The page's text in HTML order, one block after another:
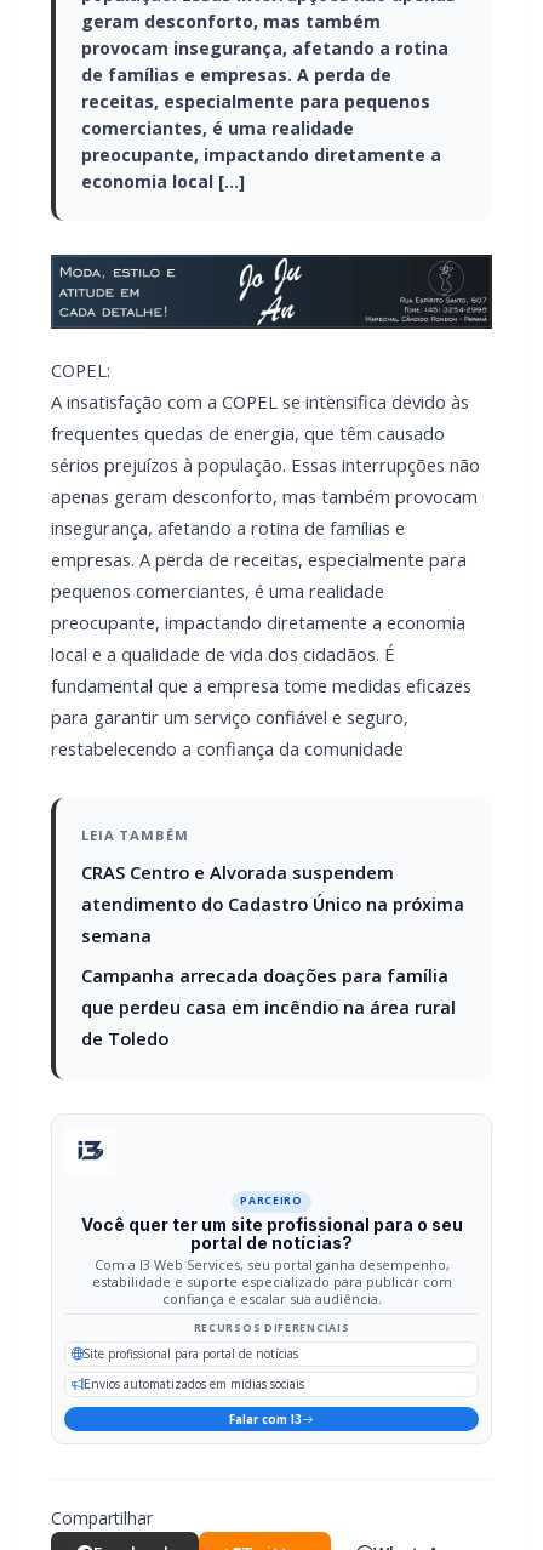
geram desconforto, mas também
provocam insegurança, afetando a rotina
de famílias e empresas. A perda de
receitas, especialmente para pequenos
comerciantes, é uma realidade
preocupante, impactando diretamente a
economia local […]
COPEL:
A insatisfação com a COPEL se intensifica devido às
frequentes quedas de energia, que têm causado
sérios prejuízos à população. Essas interrupções não
apenas geram desconforto, mas também provocam
insegurança, afetando a rotina de famílias e
empresas. A perda de receitas, especialmente para
pequenos comerciantes, é uma realidade
preocupante, impactando diretamente a economia
local e a qualidade de vida dos cidadãos. É
fundamental que a empresa tome medidas eficazes
para garantir um serviço confiável e seguro,
restabelecendo a confiança da comunidade
semana
Campanha arrecada doações para família
que perdeu casa em incêndio na área rural
de Toledo
Com a I3 Web Services, seu portal ganha desempenho,
confiança e escalar sua audiência.
RECURSOS DIFERENCIAIS
Site profissional para portal de notícias
Envios automatizados em mídias sociais
Compartilhar
Relacionadas